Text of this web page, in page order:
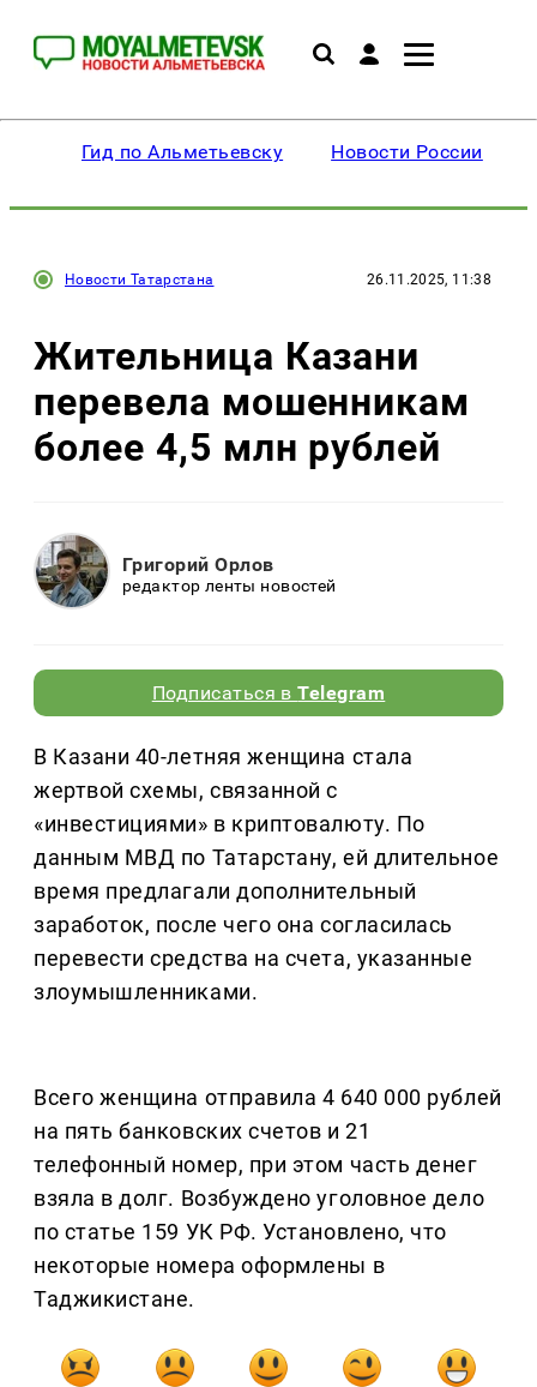
Гид по Альметьевску Новости России
Новости Татарстана 26.11.2025, 11:38
Жительница Казани
перевела мошенникам
более 4,5 млн рублей
Григорий Орлов
редактор ленты новостей
Подписаться вTelegram
В Казани 40-летняя женщина стала
жертвой схемы, связанной с
«инвестициями» в криптовалюту. По
данным МВД по Татарстану, ей длительное
время предлагали дополнительный
заработок, после чего она согласилась
перевести средства на счета, указанные
злоумышленниками.
Всего женщина отправила 4 640 000 рублей
на пять банковских счетов и 21
телефонный номер, при этом часть денег
взяла в долг. Возбуждено уголовное дело
по статье 159 УК РФ. Установлено, что
некоторые номера оформлены в
Таджикистане.